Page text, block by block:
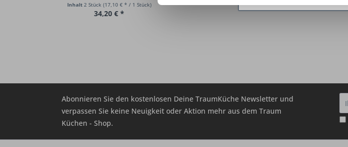
Inhalt 2 Stück (17,10 € * / 1 Stück)
34,20 € *
Abonnieren Sie den kostenlosen Deine TraumKüche Newsletter und
verpassen Sie keine Neuigkeit oder Aktion mehr aus dem Traum
Küchen - Shop.